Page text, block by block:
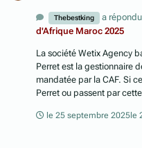
Thebestking a
d'Afrique Maroc 2025
La société Wetix Agency
Perret est la gestionnaire
mandatée par la CAF. Si certains d'entre vous sont de Levallois-
Perret ou passent par
le 25 septembre 2025le